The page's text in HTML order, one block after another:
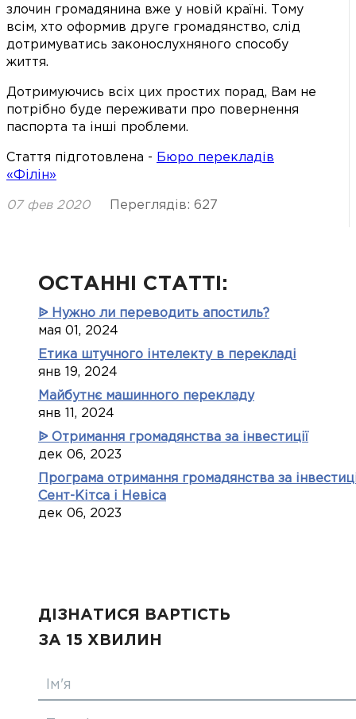
злочин громадянина вже у новій країні. Тому
всім, хто оформив друге громадянство, слід
дотримуватись законослухняного способу
життя.
Дотримуючись всіх цих простих порад, Вам не
потрібно буде переживати про повернення
паспорта та інші проблеми.
Стаття підготовлена - Бюро перекладів
«Філін»
07 фев 2020 Переглядів: 627
ОСТАННІ СТАТТІ:
ᐉ Нужно ли переводить апостиль?
мая 01, 2024
Етика штучного інтелекту в перекладі
янв 19, 2024
Майбутнє машинного перекладу
янв 11, 2024
ᐉ Отримання громадянства за інвестиції
дек 06, 2023
Програма отримання громадянства за
Сент-Кітса і Невіса
дек 06, 2023
ДІЗНАТИСЯ ВАРТІСТЬ
ЗА 15 ХВИЛИН
Ім'я